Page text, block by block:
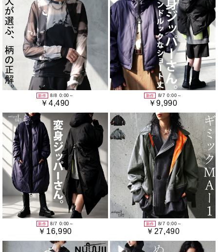
新作 8/8 0:00～
￥4,490
新作 8/7 0:00～
￥9,990
新作 8/7 0:00～
￥16,990
新作 8/7 0:00～
￥27,490